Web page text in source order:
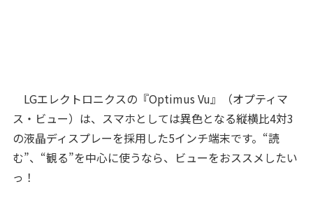
LGエレクトロニクスの『Optimus Vu』（オプティマ
ス・ビュー）は、スマホとしては異色となる縦横比4対3
の液晶ディスプレーを採用した5インチ端末です。“読
む”、“観る”を中心に使うなら、ビューをおススメしたい
っ！